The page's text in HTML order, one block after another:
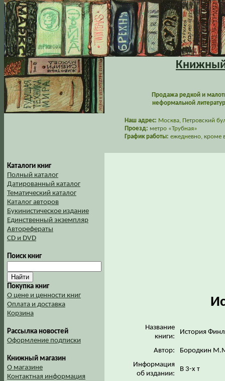
Книжный
Продажа редкой и
неформальной
Наш адрес: Москва, Петровский
Проезд: метро «Трубная»
График работы: ежедневно, кроме
Каталоги книг
Полный каталог
Датированный каталог
Тематический каталог
Каталог авторов
Букинистическое издание
Единственный экземпляр
Авторефераты
CD и DVD
Поиск книг
Покупка книг
О цене и ценности книг
Оплата и доставка
Корзина
Рассылка новостей
Оформление подписки
Книжный магазин
О магазине
Контактная информация
Название
книги:
История
Автор:
Бородкин
Информация
об издании:
В 3-х т